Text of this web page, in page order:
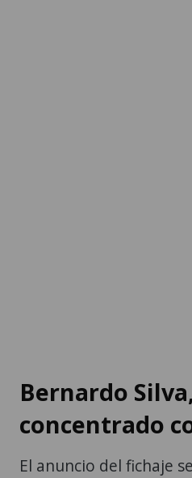
Bernardo
concentrado
El anuncio del fichaje